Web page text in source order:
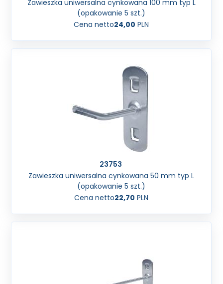
Zawieszka uniwersalna cynkowana 100 mm typ L
(opakowanie 5 szt.)
Cena netto24,00 PLN
23753
Zawieszka uniwersalna cynkowana 50 mm typ L
(opakowanie 5 szt.)
Cena netto22,70 PLN